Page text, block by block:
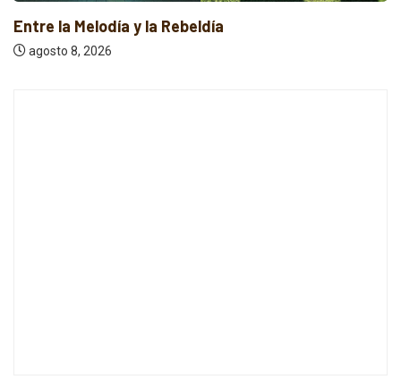
Entre la Melodía y la Rebeldía
agosto 8, 2026